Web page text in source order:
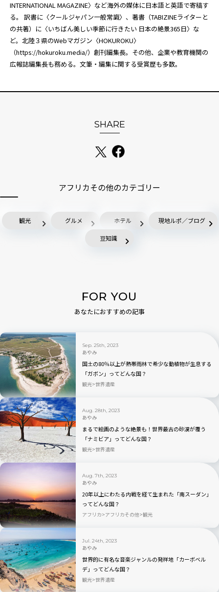
INTERNATIONAL MAGAZINE〉など海外の媒体に日本語と英語で寄稿す
る。 訳書に〈クールジャパン一般常識〉、著書（TABIZINEライターと
の共著）に〈いちばん美しい季節に行きたい 日本の絶景365日〉な
ど。北陸３県のWebマガジン〈HOKUROKU〉
（https://hokuroku.media/）創刊編集長。その他、企業や教育機関の
広報誌編集長も務める。文筆・編集に関する受賞歴も多数。
SHARE
アフリカその他のカテゴリー
観光 グルメ ホテル 現地ルポ／ブログ
豆知識
FOR YOU
あなたにおすすめの記事
Sep. 25th, 2023
あやみ
国土の80％以上が熱帯雨林で希少な動植物が生息する
「ガボン」ってどんな国？
観光 世界遺産
Aug. 28th, 2023
あやみ
まるで絵画のような絶景も！世界最古の砂漠が覆う
「ナミビア」ってどんな国？
観光 世界遺産
Aug. 7th, 2023
あやみ
20年以上にわたる内戦を経て生まれた「南スーダン」
ってどんな国？
アフリカ アフリカその他 観光
Jul. 24th, 2023
あやみ
世界的に有名な音楽ジャンルの発祥地「カーボベル
デ」ってどんな国？
観光 世界遺産